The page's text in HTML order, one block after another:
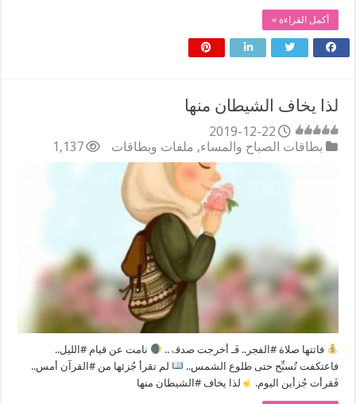
أكمل القراءة »
لذا يخاف الشيطان منها
2019-12-22
بطاقات الصباح والمساء, ملفات وبطاقات 1,137
فاتتها صلاة #الفجر.. فَـ أخرجت صدقۃ..
نامت عن قيام #الليل..
فاعتكفت تُسبِّح حتى طلوع الشمس..
لم تقرأ جُزئها من #القرآن أمس..
فَقرأت جُزأين اليوم.
لذا يخاف #الشيطان منها